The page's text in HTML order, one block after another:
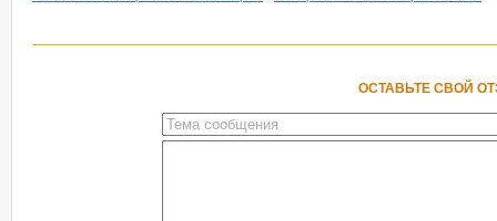
ОСТАВЬТЕ СВОЙ